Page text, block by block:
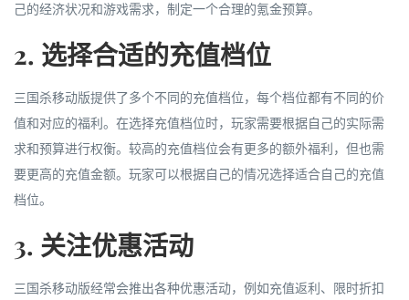
己的经济状况和游戏需求，制定一个合理的氪金预算。
2. 选择合适的充值档位
三国杀移动版提供了多个不同的充值档位，每个档位都有不同的价
值和对应的福利。在选择充值档位时，玩家需要根据自己的实际需
求和预算进行权衡。较高的充值档位会有更多的额外福利，但也需
要更高的充值金额。玩家可以根据自己的情况选择适合自己的充值
档位。
3. 关注优惠活动
三国杀移动版经常会推出各种优惠活动，例如充值返利、限时折扣